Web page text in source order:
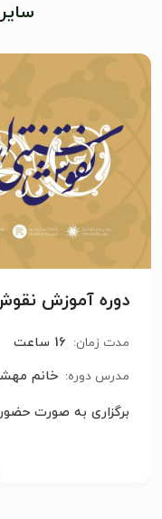
دوره آموزش
مدت زمان: 16 ساعت
مدرس دوره: خانم
برگزاری به صورت